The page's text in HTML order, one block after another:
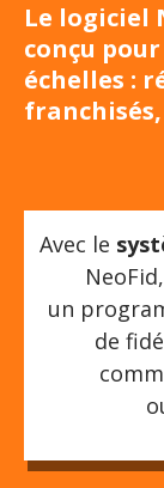
Le logiciel
conçu
échelles :
Avec le
un
de